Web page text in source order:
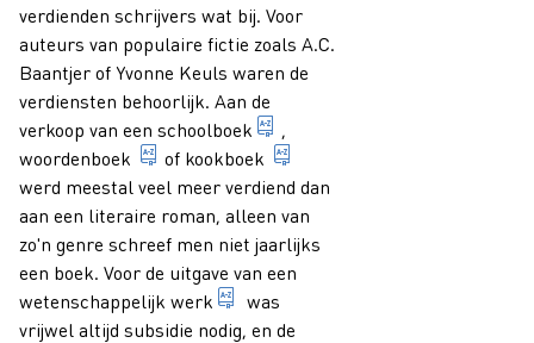
verdienden schrijvers wat bij. Voor
auteurs van populaire fictie zoals A.C.
Baantjer of Yvonne Keuls waren de
verdiensten behoorlijk. Aan de
verkoop van een schoolboek
,
woordenboek
alfabetisch of stystematisch geordende
of kookboek
werd meestal veel meer verdiend dan
aan een literaire roman, alleen van
zo'n genre schreef men niet jaarlijks
een boek. Voor de uitgave van een
wetenschappelijk werk
specialistische publicaties voor
was
vrijwel altijd subsidie nodig, en de